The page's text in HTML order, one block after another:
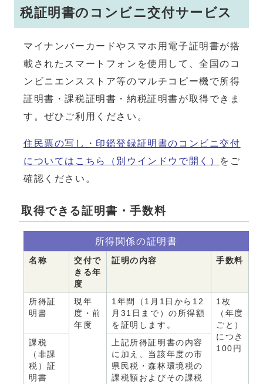
税証明書のコンビニ交付サービス
マイナンバーカードやスマホ用電子証明書が搭
載されたスマートフォンを使用して、全国のコ
ンビニエンスストア等のマルチコピー機で所得
証明書・課税証明書・納税証明書が取得できま
す。ぜひご利用ください。
住民票の写し・印鑑登録証明書のコンビニ交付
についてはこちら
（別ウインドウで開く） をご
確認ください。
取得できる証明書・手数料
所得関係の証明書
名称
交付で
きる年
度
証明の内容 手数料
所得証
明書
現年
度・前
年度
1年間（1月1日から12
月31日まで）の所得額
を証明します。
1枚
（年度
ごと）
につき
100円
課税
（非課
税）証
明書
上記所得証明書の内容
に加え、当該年度の市
県民税・森林環境税の
課税額およびその課税